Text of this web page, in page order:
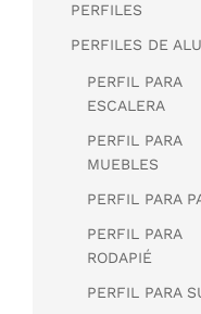
PERFILES
PERFILES DE
PERFIL PARA
ESCALERA
PERFIL PARA
MUEBLES
PERFIL PARA
PERFIL PARA
RODAPIÉ
PERFIL PARA